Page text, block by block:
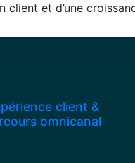
client et d’une
client &
omnicanal